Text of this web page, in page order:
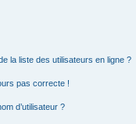
la liste des utilisateurs en ligne ?
pas correcte !
d’utilisateur ?